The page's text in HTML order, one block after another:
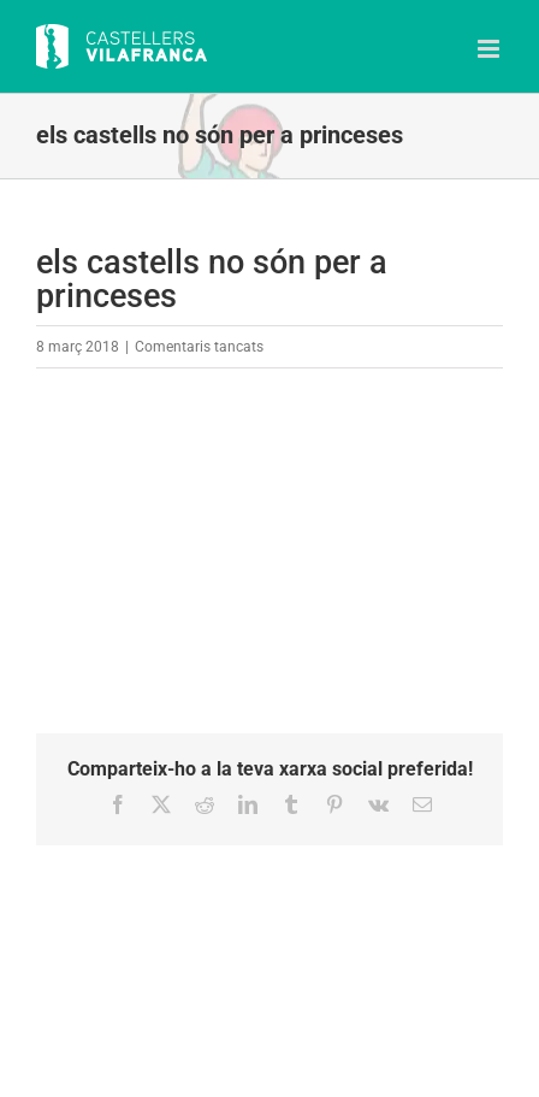
content
els castells no són per a princeses
els castells no són per a
princeses
8 març 2018 Comentaris tancatsa
Comparteix-ho a la teva xarxa social preferida!
Facebook RedditLinkedInTumblr Pinterest
Vk Email: